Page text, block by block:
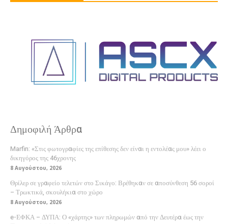
Δημοφιλή Άρθρα
Marfin: «Στις φωτογραφίες της επίθεσης δεν είναι η εντολέας μου» λέει ο
δικηγόρος της 46χρονης
8 Αυγούστου, 2026
Θρίλερ σε γραφείο τελετών στο Σικάγο: Βρέθηκαν σε αποσύνθεση 56 σοροί
– Τρωκτικά, σκουλήκια στο χώρο
8 Αυγούστου, 2026
e-ΕΦΚΑ – ΔΥΠΑ: Ο «χάρτης» των πληρωμών από την Δευτέρα έως την